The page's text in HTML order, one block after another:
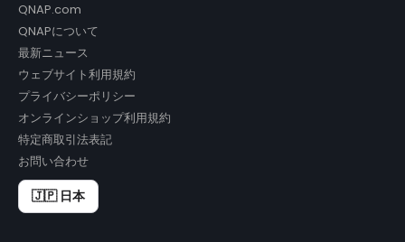
QNAP.com
QNAPについて
最新ニュース
ウェブサイト利用規約
プライバシーポリシー
オンラインショップ利用規約
特定商取引法表記
お問い合わせ
🇯🇵 日本